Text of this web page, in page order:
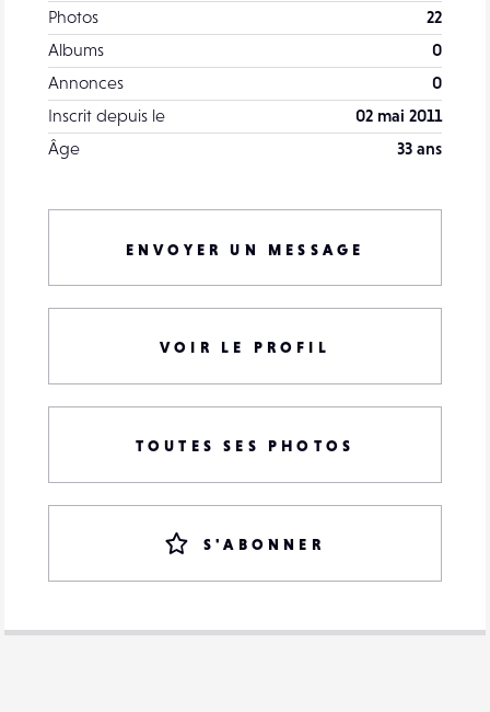
Photos
22
Albums
0
Annonces
0
Inscrit depuis le
02 mai 2011
Âge
33 ans
ENVOYER UN MESSAGE
VOIR LE PROFIL
TOUTES SES PHOTOS
S'ABONNER